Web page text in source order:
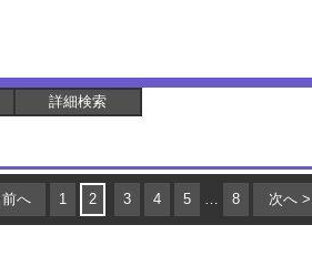
詳細検索
へ 1 2 3 4 5 … 8 次へ >